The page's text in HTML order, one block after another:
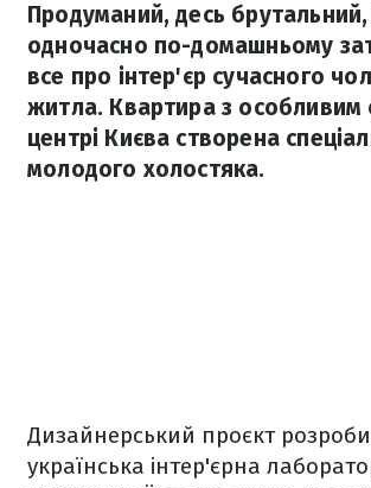
Продуманий, десь брутальний,
одночасно по-домашньому
все про інтер'єр сучасного
житла. Квартира з особливим
центрі Києва створена
молодого холостяка.
Дизайнерський проєкт
українська інтер'єрна